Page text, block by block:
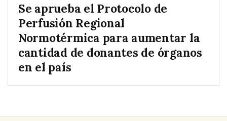
Se aprueba el Protocolo de
Perfusión Regional
Normotérmica para aumentar la
cantidad de donantes de órganos
en el país